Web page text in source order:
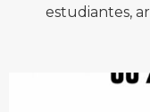
estudiantes,